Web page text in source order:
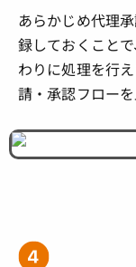
あらかじめ代理
録しておくこと
わりに処理を行
請・承認フロー